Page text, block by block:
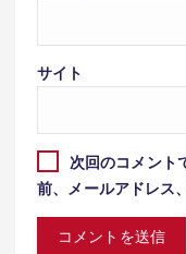
サイト
次回のコメント
前、メールアドレス